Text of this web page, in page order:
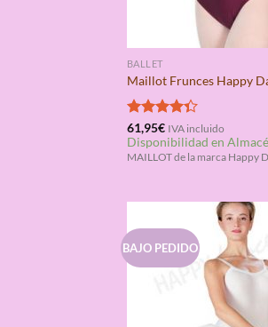
BALLET
Maillot Frunces Happy
Valorado
con4.33
de 5
61,95€ IVA incluido
Disponibilidad en
MAILLOT de la marca Happy
BAJO PEDIDO